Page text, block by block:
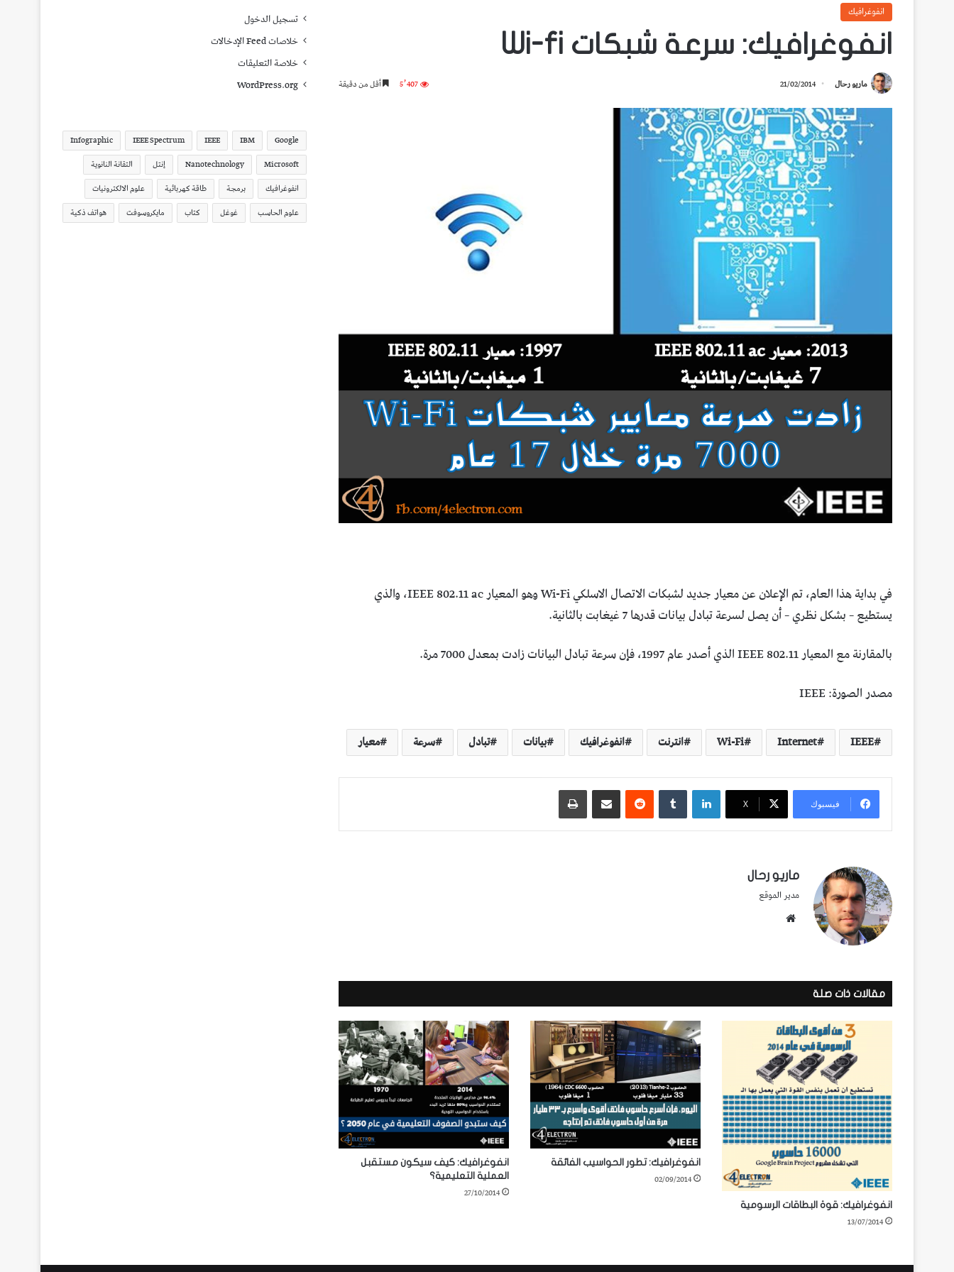
انفوغرافيك
انفوغرافيك: سرعة شبكات Wi-fi
ماريو رحال 21/02/2014 5٬407 أقل من دقيقة
في بداية هذا العام، تم الإعلان عن معيار جديد لشبكات الاتصال الاسلكي Wi-Fi وهو المعيار IEEE 802.11 ac، والذي
يستطيع – بشكل نظري – أن يصل لسرعة تبادل بيانات قدرها 7 غيغابت بالثانية.
بالمقارنة مع المعيار IEEE 802.11 الذي أصدر عام 1997، فإن سرعة تبادل البيانات زادت بمعدل 7000 مرة.
مصدر الصورة: IEEE
IEEE
Internet
Wi-Fi انترنت انفوغرافيك بيانات تبادل سرعة معيار
فيسبوك ‫X
لينكدإن مشاركة عبر البريد طباعة
ماريو رحال
مدير الموقع
مقالات ذات صلة
انفوغرافيك: قوة البطاقات الرسومية
13/07/2014
انفوغرافيك: تطور الحواسيب الفائقة
02/09/2014
انفوغرافيك: كيف سيكون مستقبل
العملية التعليمية؟
27/10/2014
تسجيل الدخول
خلاصات Feed الإدخالات
خلاصة التعليقات
WordPress.org
Google
IBM
IEEE
IEEE Spectrum
Infographic
Microsoft
Nanotechnology إنتل
التقانة النانوية
انفوغرافيك
برمجة طاقة كهربائية
علوم الالكترونيات
علوم الحاسب
غوغل كتاب مايكروسوفت هواتف ذكية